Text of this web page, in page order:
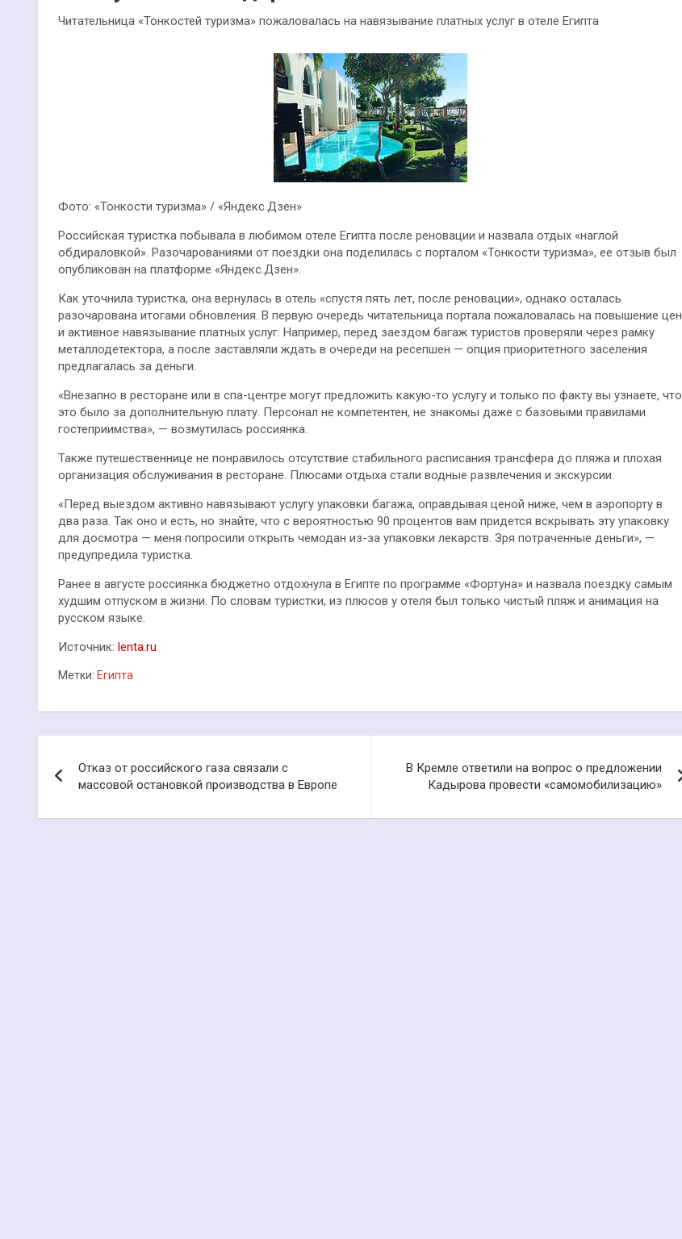
Читательница «Тонкостей туризма» пожаловалась на навязывание платных услуг в отеле Египта
Фото: «Тонкости туризма» / «Яндекс.Дзен»
Российская туристка побывала в любимом отеле Египта после реновации и назвала отдых «наглой
обдираловкой». Разочарованиями от поездки она поделилась с порталом «Тонкости туризма», ее отзыв был
опубликован на платформе «Яндекс.Дзен».
Как уточнила туристка, она вернулась в отель «спустя пять лет, после реновации», однако осталась
разочарована итогами обновления. В первую очередь читательница портала пожаловалась на повышение цен
и активное навязывание платных услуг. Например, перед заездом багаж туристов проверяли через рамку
металлодетектора, а после заставляли ждать в очереди на ресепшен — опция приоритетного заселения
предлагалась за деньги.
«Внезапно в ресторане или в спа-центре могут предложить какую-то услугу и только по факту вы узнаете, что
это было за дополнительную плату. Персонал не компетентен, не знакомы даже с базовыми правилами
гостеприимства», — возмутилась россиянка.
Также путешественнице не понравилось отсутствие стабильного расписания трансфера до пляжа и плохая
организация обслуживания в ресторане. Плюсами отдыха стали водные развлечения и экскурсии.
«Перед выездом активно навязывают услугу упаковки багажа, оправдывая ценой ниже, чем в аэропорту в
два раза. Так оно и есть, но знайте, что с вероятностью 90 процентов вам придется вскрывать эту упаковку
для досмотра — меня попросили открыть чемодан из-за упаковки лекарств. Зря потраченные деньги», —
предупредила туристка.
Ранее в августе россиянка бюджетно отдохнула в Египте по программе «Фортуна» и назвала поездку самым
худшим отпуском в жизни. По словам туристки, из плюсов у отеля был только чистый пляж и анимация на
русском языке.
Источник: lenta.ru
Метки: Египта
по
записям
Отказ от российского газа связали с
массовой остановкой производства в Европе
В Кремле ответили на вопрос о предложении
Кадырова провести «самомобилизацию»